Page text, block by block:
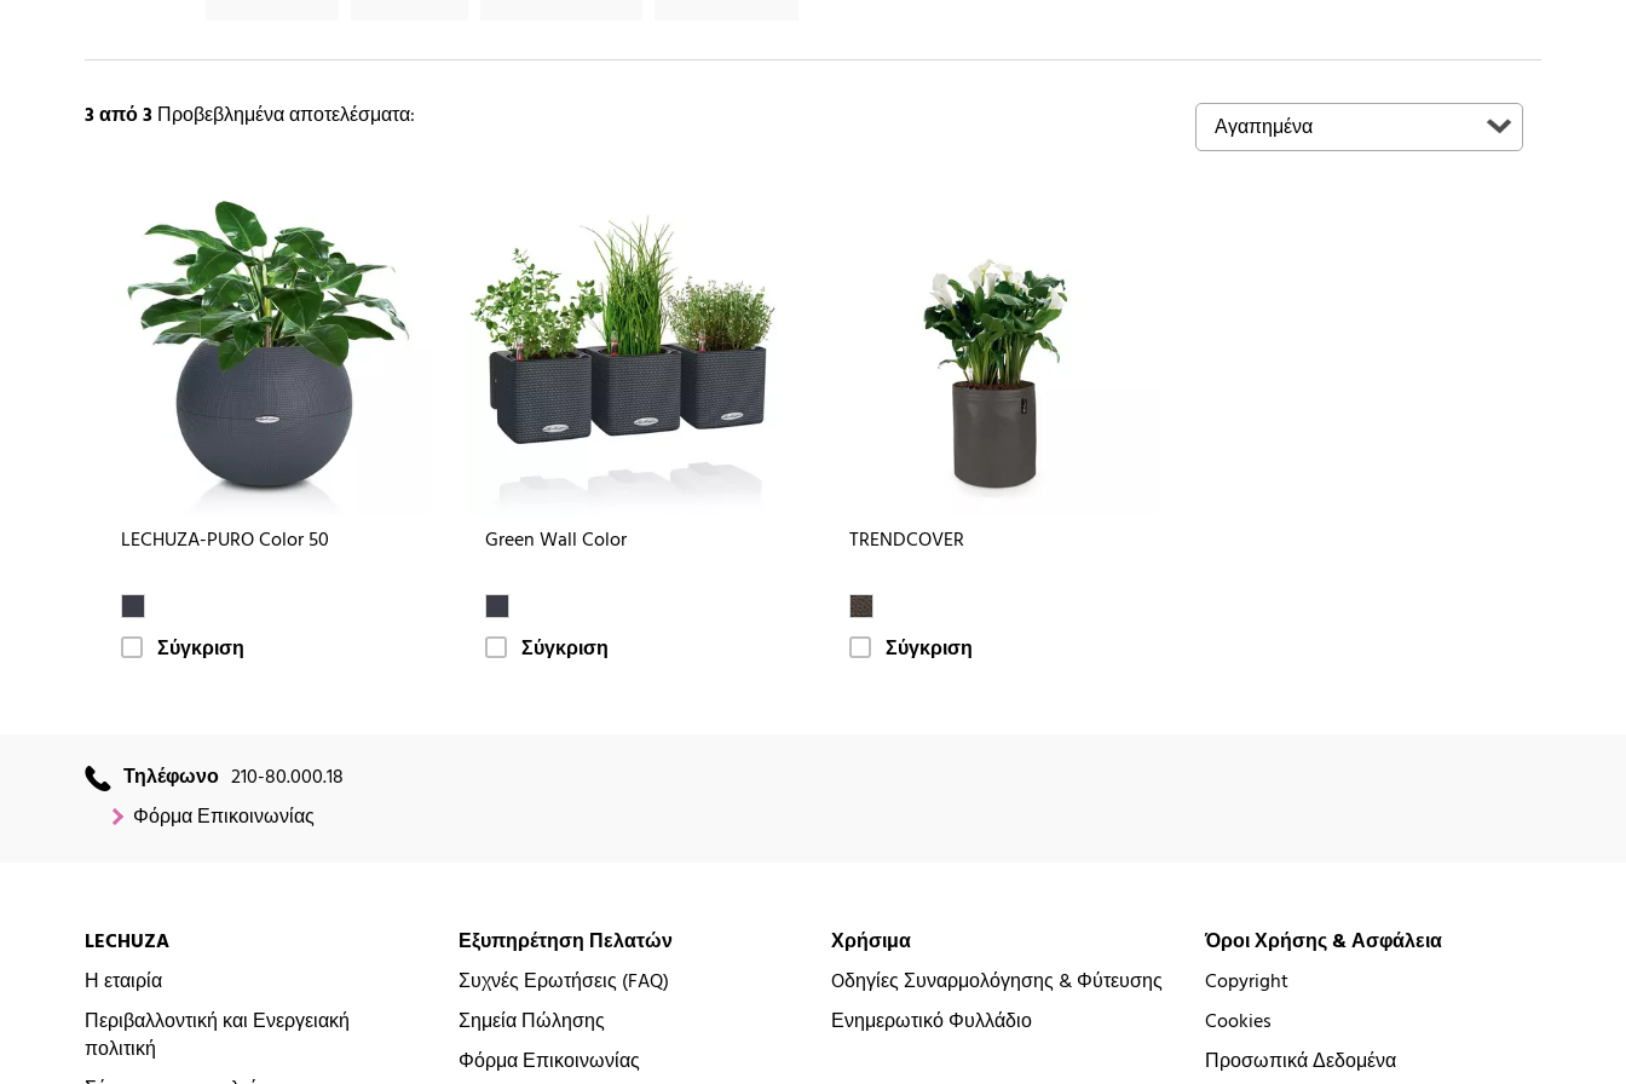
3από 3Προβεβλημένα αποτελέσματα:
LECHUZA-PURO Color 50
Σύγκριση
Green Wall Color
Σύγκριση
TRENDCOVER
Σύγκριση
Τηλέφωνο 210-80.000.18
Φόρμα Επικοινωνίας
LECHUZA
Η εταιρία
Περιβαλλοντική και Ενεργειακή
πολιτική
Εξυπηρέτηση Πελατών
Συχνές Ερωτήσεις (FAQ)
Σημεία Πώλησης
Φόρμα Επικοινωνίας
Χρήσιμα
Oδηγίες Συναρμολόγησης & Φύτευσης
Ενημερωτικό Φυλλάδιο
Όροι Χρήσης & Ασφάλεια
Copyright
Cookies
Προσωπικά Δεδομένα